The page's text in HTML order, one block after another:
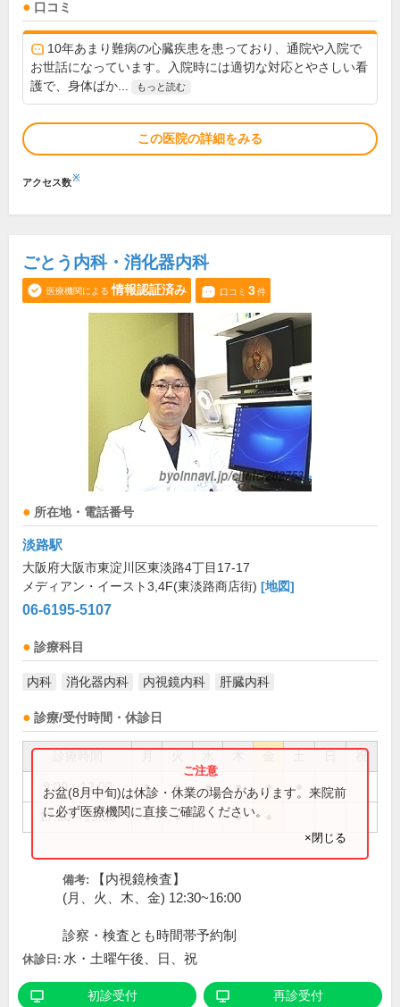
口コミ
10年あまり難病の心臓疾患を患っており、通院や入院で
お世話になっています。入院時には適切な対応とやさしい看
護で、身体ばか...
もっと読む
この医院の詳細をみる
アクセス数※
ごとう内科・消化器内科
医療機関による 情報認証済み 口コミ 3件
所在地・電話番号
淡路駅
大阪府大阪市東淀川区東淡路4丁目17-17
メディアン・イースト3,4F(東淡路商店街) [地図]
06-6195-5107
診療科目
内科 消化器内科 内視鏡内科 肝臓内科
診療/受付時間・休診日
祝
9:00～12:00 ● ● ● ● ●
17:00～19:00 ● ● ●
お盆(8月中旬)は休診・休業の場合があります。来院前
に必ず医療機関に直接ご確認ください。
×閉じる
備考:
【内視鏡検査】
(月、火、木、金) 12:30~16:00
診察・検査とも時間帯予約制
休診日: 水・土曜午後、日、祝
初診受付 再診受付